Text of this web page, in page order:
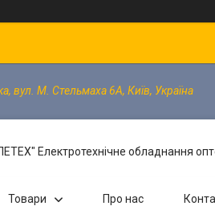
вул. М. Стельмаха 6А, Київ, Україна
Електротехнічне обладнання
Товари Про нас